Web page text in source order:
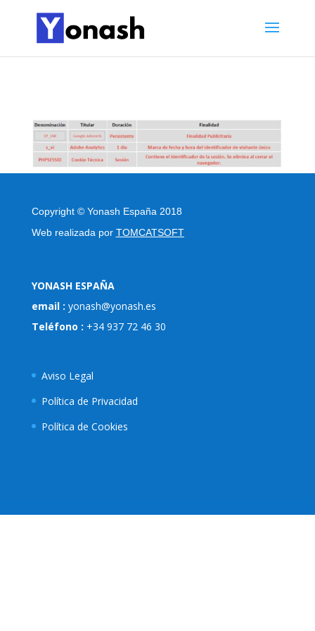
Copyright © Yonash España 2018
Web realizada por TOMCATSOFT
YONASH ESPAÑA
email : yonash@yonash.es
Teléfono : +34 937 72 46 30
Aviso Legal
Política de Privacidad
Política de Cookies